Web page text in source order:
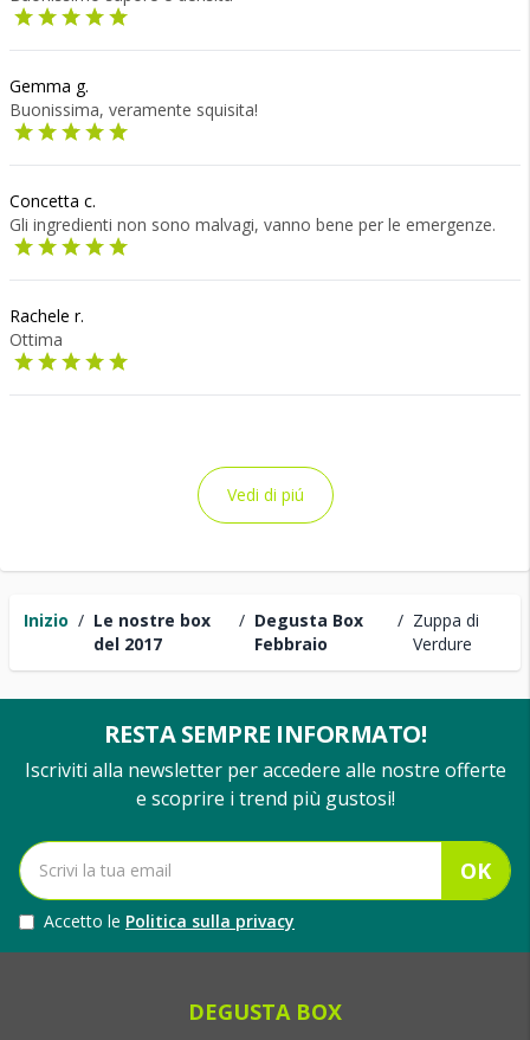
Inizio / Le nostre box
del 2017
/ Degusta Box
Febbraio
/ Zuppa di
Verdure
Gemma g.
Buonissima, veramente squisita!
Concetta c.
Gli ingredienti non sono malvagi, vanno bene per le emergenze.
Rachele r.
Ottima
Vedi di piú
RESTA SEMPRE INFORMATO!
Iscriviti alla newsletter per accedere alle nostre offerte
e scoprire i trend più gustosi!
OK
Accetto le Politica sulla privacy
DEGUSTA BOX